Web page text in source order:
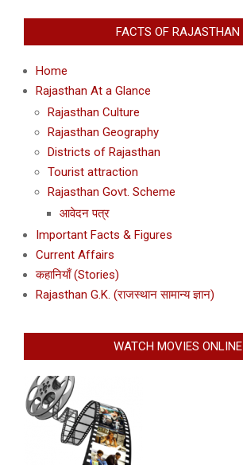
FACTS OF RAJASTHAN
Home
Rajasthan At a Glance
Rajasthan Culture
Rajasthan Geography
Districts of Rajasthan
Tourist attraction
Rajasthan Govt. Scheme
आवेदन पत्र
Important Facts & Figures
Current Affairs
कहानियाँ (Stories)
Rajasthan G.K. (राजस्थान सामान्य ज्ञान)
WATCH MOVIES ONLINE